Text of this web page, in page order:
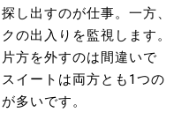
し出すのが仕事。一方、
の出入りを監視します。
方を外すのは間違いで
イートは両方とも1つの
多いです。